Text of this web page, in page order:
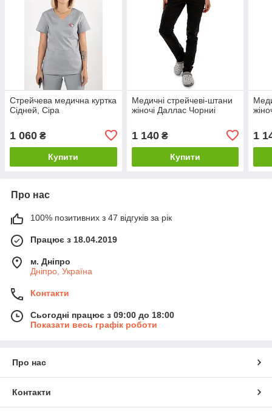
Стрейчева медична куртка
Сідней, Сіра
1 060 ₴
Купити
Медичні стрейчеві-штани
жіночі Даллас Чорниі
1 140₴
Купити
1
Про нас
100% позитивних з 47 відгуків за рік
Працює з 18.04.2019
м. Дніпро
Дніпро, Україна
Контакти
Сьогодні працює з 09:00 до 18:00
Показати весь графік роботи
Про нас
Контакти